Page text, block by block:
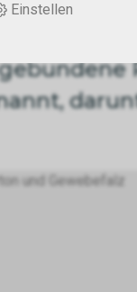
Einstellen